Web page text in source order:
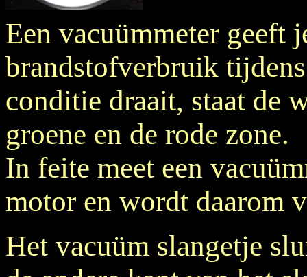
Een vacuümmeter geeft
brandstofverbruik
conditie draait, staat de
groene en de rode zone.
In feite meet een
motor en wordt daarom
Het vacuüm slangetje